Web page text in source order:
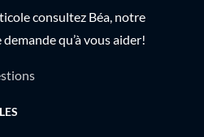
consultez Béa, notre
qu’à vous aider!